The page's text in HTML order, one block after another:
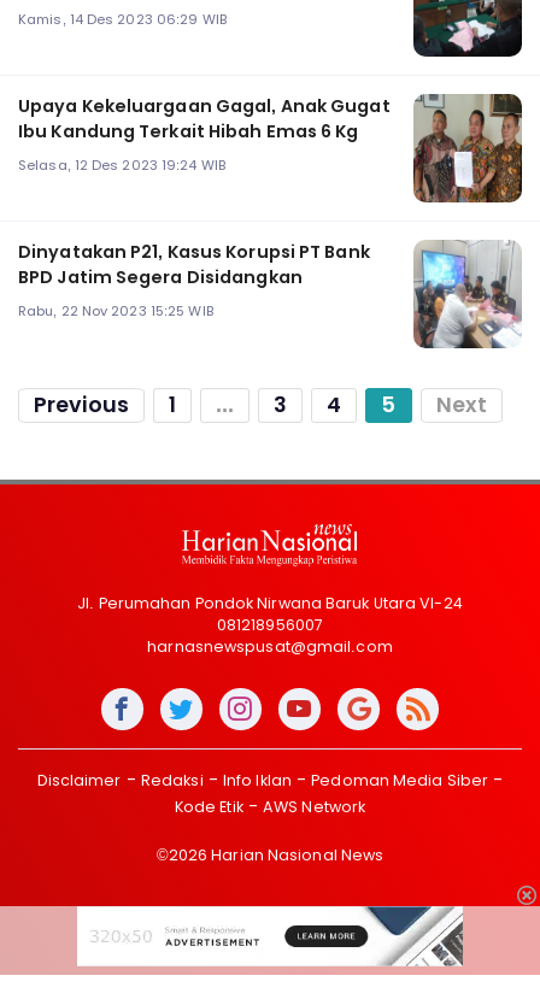
Kamis, 14 Des 2023 06:29 WIB
Upaya Kekeluargaan Gagal, Anak Gugat
Ibu Kandung Terkait Hibah Emas 6 Kg
Selasa, 12 Des 2023 19:24 WIB
Dinyatakan P21, Kasus Korupsi PT Bank
BPD Jatim Segera Disidangkan
Rabu, 22 Nov 2023 15:25 WIB
Previous 1 ... 3 4 5 Next
Jl. Perumahan Pondok Nirwana Baruk Utara VI-24
081218956007
harnasnewspusat@gmail.com
Disclaimer Redaksi Info Iklan
Pedoman Media Siber
Kode Etik
AWS Network
©2026 Harian Nasional News